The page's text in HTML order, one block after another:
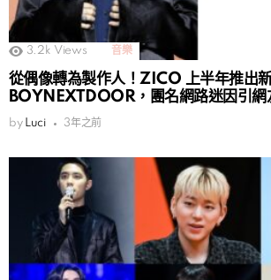
3.2k Views 音樂
從偶像轉為製作人！ZICO 上半年推出
BOYNEXTDOOR，團名網路迷因引網
by Luci 3年之前